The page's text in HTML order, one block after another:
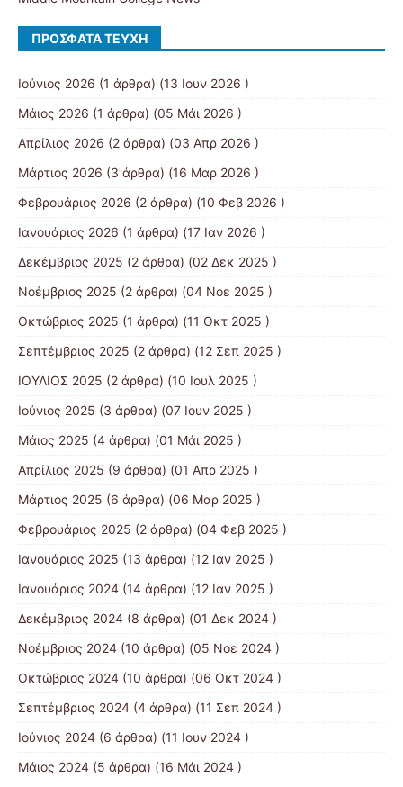
ΠΡΌΣΦΑΤΑ ΤΕΎΧΗ
Ιούνιος 2026 (1 άρθρα) (13 Ιουν 2026 )
Μάιος 2026 (1 άρθρα) (05 Μάι 2026 )
Απρίλιος 2026 (2 άρθρα) (03 Απρ 2026 )
Μάρτιος 2026 (3 άρθρα) (16 Μαρ 2026 )
Φεβρουάριος 2026 (2 άρθρα) (10 Φεβ 2026 )
Ιανουάριος 2026 (1 άρθρα) (17 Ιαν 2026 )
Δεκέμβριος 2025 (2 άρθρα) (02 Δεκ 2025 )
Νοέμβριος 2025 (2 άρθρα) (04 Νοε 2025 )
Οκτώβριος 2025 (1 άρθρα) (11 Οκτ 2025 )
Σεπτέμβριος 2025 (2 άρθρα) (12 Σεπ 2025 )
ΙΟΥΛΙΟΣ 2025 (2 άρθρα) (10 Ιουλ 2025 )
Ιούνιος 2025 (3 άρθρα) (07 Ιουν 2025 )
Μάιος 2025 (4 άρθρα) (01 Μάι 2025 )
Απρίλιος 2025 (9 άρθρα) (01 Απρ 2025 )
Μάρτιος 2025 (6 άρθρα) (06 Μαρ 2025 )
Φεβρουάριος 2025 (2 άρθρα) (04 Φεβ 2025 )
Ιανουάριος 2025 (13 άρθρα) (12 Ιαν 2025 )
Ιανουάριος 2024 (14 άρθρα) (12 Ιαν 2025 )
Δεκέμβριος 2024 (8 άρθρα) (01 Δεκ 2024 )
Νοέμβριος 2024 (10 άρθρα) (05 Νοε 2024 )
Οκτώβριος 2024 (10 άρθρα) (06 Οκτ 2024 )
Σεπτέμβριος 2024 (4 άρθρα) (11 Σεπ 2024 )
Ιούνιος 2024 (6 άρθρα) (11 Ιουν 2024 )
Μάιος 2024 (5 άρθρα) (16 Μάι 2024 )